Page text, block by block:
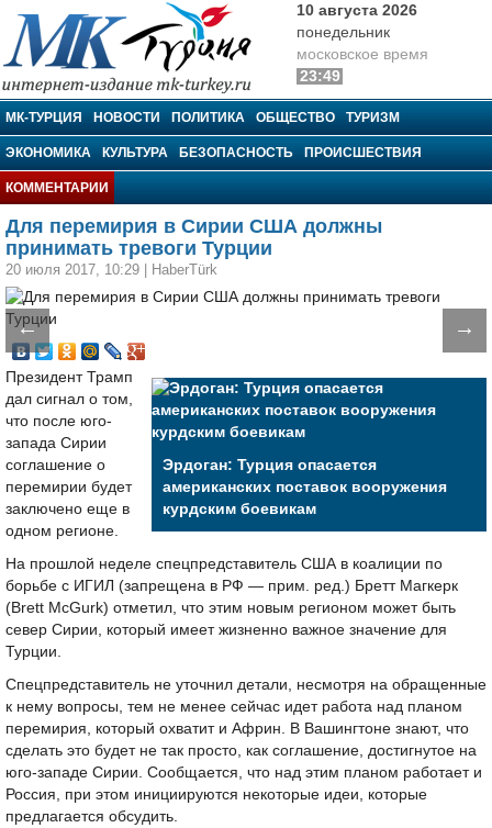
МК-Турция
10 августа 2026
понедельник
московское время
23:49
МК-ТУРЦИЯ НОВОСТИ ПОЛИТИКА ОБЩЕСТВО ТУРИЗМ
ЭКОНОМИКА КУЛЬТУРА БЕЗОПАСНОСТЬ ПРОИСШЕСТВИЯ
КОММЕНТАРИИ
Для перемирия в Сирии США должны
принимать тревоги Турции
20 июля 2017, 10:29 HaberTürk
← →
Эрдоган: Турция опасается
американских поставок вооружения
курдским боевикам
Президент Трамп
дал сигнал о том,
что после юго-
запада Сирии
соглашение о
перемирии будет
заключено еще в
одном регионе.
На прошлой неделе спецпредставитель США в коалиции по
борьбе с ИГИЛ (запрещена в РФ — прим. ред.) Бретт Магкерк
(Brett McGurk) отметил, что этим новым регионом может быть
север Сирии, который имеет жизненно важное значение для
Турции.
Спецпредставитель не уточнил детали, несмотря на обращенные
к нему вопросы, тем не менее сейчас идет работа над планом
перемирия, который охватит и Африн. В Вашингтоне знают, что
сделать это будет не так просто, как соглашение, достигнутое на
юго-западе Сирии. Сообщается, что над этим планом работает и
Россия, при этом инициируются некоторые идеи, которые
предлагается обсудить.